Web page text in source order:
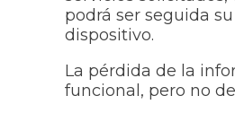
podrá ser seguida
dispositivo.
La pérdida de la
funcional, pero no